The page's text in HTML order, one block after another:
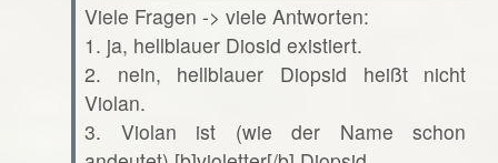
Viele Fragen -> viele Antworten:
1. ja, hellblauer Diosid existiert.
2. nein, hellblauer Diopsid heißt nicht
Violan.
3. Violan ist (wie der Name schon